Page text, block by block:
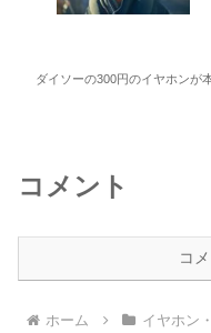
ダイソーの300円のイヤホンが
コメント
コ
ホーム イヤホン